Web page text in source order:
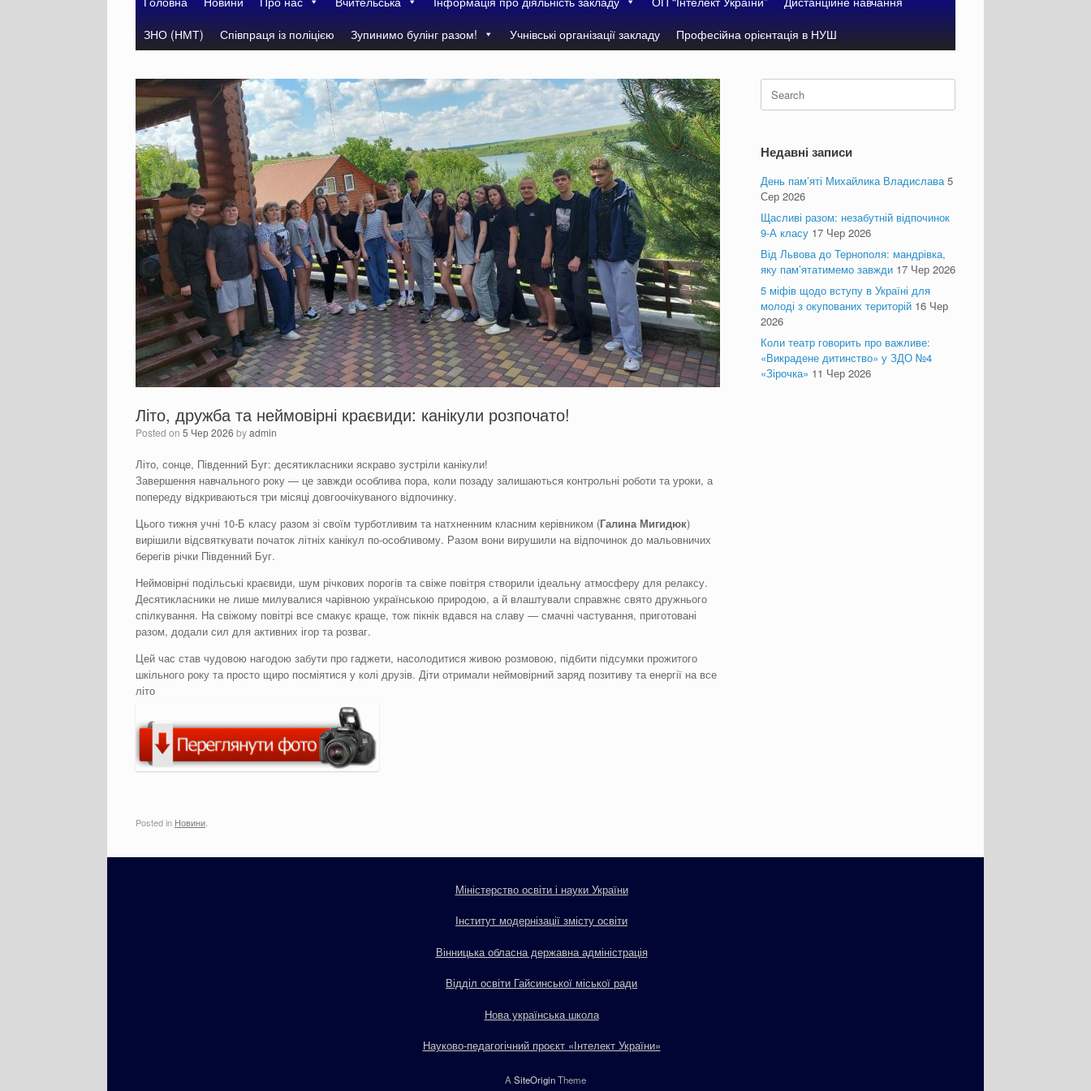
ЗНО (НМТ)
Співпраця із поліцією Зупинимо булінг разом! Учнівські організації закладу Професійна орієнтація в НУШ
Літо, дружба та неймовірні краєвиди: канікули розпочато!
Posted on 5 Чер 2026 byadmin
Літо, сонце, Південний Буг: десятикласники яскраво зустріли канікули!
Завершення навчального року — це завжди особлива пора, коли позаду залишаються контрольні роботи та уроки, а
попереду відкриваються три місяці довгоочікуваного відпочинку.
Цього тижня учні 10-Б класу разом зі своїм турботливим та натхненним класним керівником (Галина Мигидюк)
вирішили відсвяткувати початок літніх канікул по-особливому. Разом вони вирушили на відпочинок до мальовничих
берегів річки Південний Буг.
Неймовірні подільські краєвиди, шум річкових порогів та свіже повітря створили ідеальну атмосферу для релаксу.
Десятикласники не лише милувалися чарівною українською природою, а й влаштували справжнє свято дружнього
спілкування. На свіжому повітрі все смакує краще, тож пікнік вдався на славу — смачні частування, приготовані
разом, додали сил для активних ігор та розваг.
Цей час став чудовою нагодою забути про гаджети, насолодитися живою розмовою, підбити підсумки прожитого
шкільного року та просто щиро посміятися у колі друзів. Діти отримали неймовірний заряд позитиву та енергії на все
літо
Posted in Новини
Search
for:
Недавні записи
День пам’яті Михайлика Владислава 5
Сер 2026
Щасливі разом: незабутній відпочинок
9-А класу 17 Чер 2026
Від Львова до Тернополя: мандрівка,
яку пам’ятатимемо завжди 17 Чер 2026
5 міфів щодо вступу в Україні для
молоді з окупованих територій 16 Чер
2026
Коли театр говорить про важливе:
«Викрадене дитинство» у ЗДО №4
«Зірочка» 11 Чер 2026
Міністерство освіти і науки України
Інститут модернізації змісту освіти
Вінницька обласна державна адміністрація
Відділ освіти Гайсинської міської ради
Нова українська школа
Науково-педагогічний проєкт «Інтелект України»
A SiteOriginTheme